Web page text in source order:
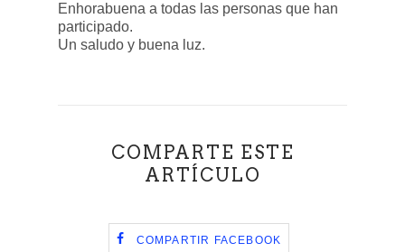
Enhorabuena a todas las personas que han
participado.
Un saludo y buena luz.
COMPARTE ESTE
ARTÍCULO
COMPARTIR FACEBOOK